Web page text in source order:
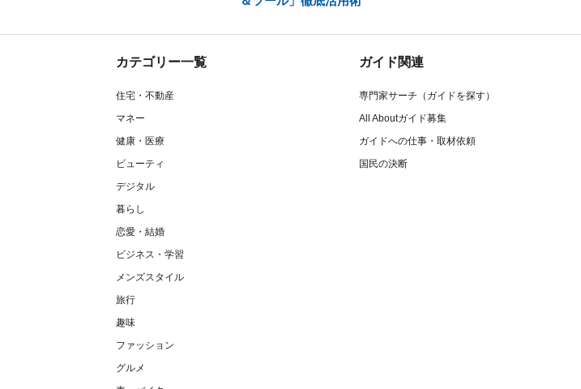
カテゴリー一覧
住宅・不動産
マネー
健康・医療
ビューティ
デジタル
暮らし
恋愛・結婚
ビジネス・学習
メンズスタイル
旅行
趣味
ファッション
グルメ
ガイド関連
専門家サーチ（ガイドを探す）
All Aboutガイド募集
ガイドへの仕事・取材依頼
国民の決断